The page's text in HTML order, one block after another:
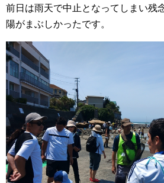
前日は雨天で中止となってしまい残
陽がまぶしかったです。